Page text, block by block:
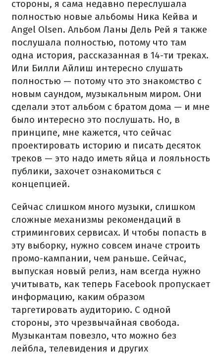
стороны, я сама недавно переслушала
полностью новые альбомы Ника Кейва и
Angel Olsen. Альбом Ланы Дель Рей я также
послушала полностью, потому что там
одна история, рассказанная в 14-ти треках.
Или Билли Айлиш интересно слушать
полностью — потому что это знакомство с
новым саундом, музыкальным миром. Они
сделали этот альбом с братом дома — и мне
было интересно это послушать. Но, в
принципе, мне кажется, что сейчас
проектировать историю и писать десяток
треков — это надо иметь яйца и лояльность
публики, захочет ознакомиться с
концепцией.
Сейчас слишком много музыки, слишком
сложные механизмы рекомендаций в
стримингових сервисах. И чтобы попасть в
эту выборку, нужно совсем иначе строить
промо-кампании, чем раньше. Сейчас,
выпуская новый релиз, нам всегда нужно
учитывать, как теперь Facebook пропускает
информацию, каким образом
таргетировать аудиторию. С одной
стороны, это чрезвычайная свобода.
Музыкантам повезло, что можно без
лейбла, телевидения и других